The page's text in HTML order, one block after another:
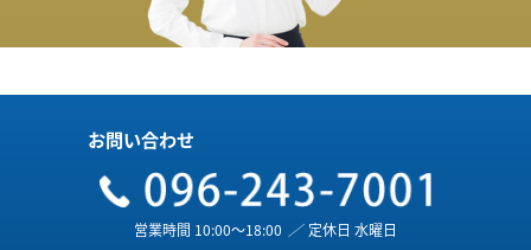
お問い合わせ
営業時間 10:00～18:00 ／ 定休日 水曜日